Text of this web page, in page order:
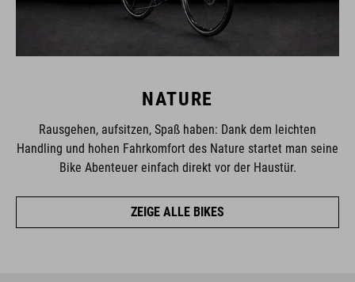
NATURE
Rausgehen, aufsitzen, Spaß haben: Dank dem leichten
Handling und hohen Fahrkomfort des Nature startet man seine
Bike Abenteuer einfach direkt vor der Haustür.
ZEIGE ALLE BIKES